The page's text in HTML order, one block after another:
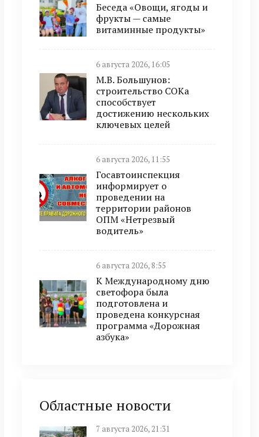
Беседа «Овощи, ягоды и
фрукты — самые
витаминные продукты»
6 августа 2026, 16:05
М.В. Большунов:
строительство СОКа
способствует
достижению нескольких
ключевых целей
6 августа 2026, 11:55
Госавтоинспекция
информирует о
проведении на
территории районов
ОПМ «Нетрезвый
водитель»
6 августа 2026, 8:55
К Международному дню
светофора была
подготовлена и
проведена конкурсная
программа «Дорожная
азбука»
Областные новости
7 августа 2026, 21:31